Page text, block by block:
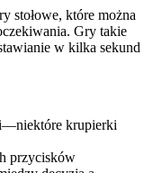
stołowe, które można
Gry takie
w kilka sekund
krupierki
przycisków